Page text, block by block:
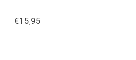
€15,95